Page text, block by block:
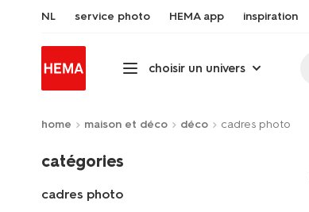
NL service photo HEMA app inspiration
choisir un univers
home maison et déco déco cadres photo
catégories
cadres photo